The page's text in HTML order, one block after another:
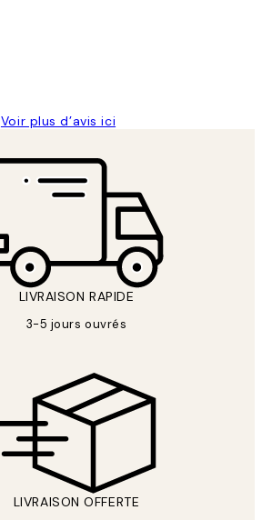
Voir plus d’avis ici
LIVRAISON RAPIDE
3-5 jours ouvrés
LIVRAISON OFFERTE